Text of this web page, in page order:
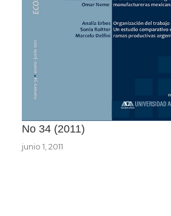
No 34 2011
junio 1, 2011